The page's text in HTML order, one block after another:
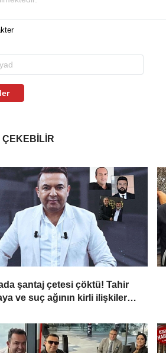
ÇEKEBILIR
şantaj çetesi çöktü! Tahir
ve suç ağının kirli ilişkiler